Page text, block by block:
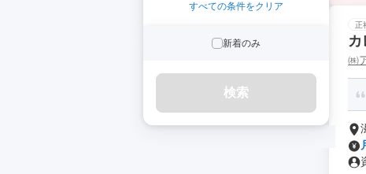
すべての条件をクリア
新着のみ
検索
正
㈱